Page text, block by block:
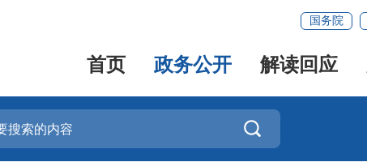
国务院
首页 政务公开 解读回应
